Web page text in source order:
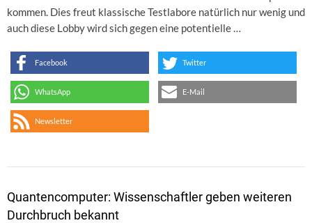
kommen. Dies freut klassische Testlabore natürlich nur wenig und
auch diese Lobby wird sich gegen eine potentielle …
Facebook Twitter
WhatsApp E-Mail
Newsletter
Quantencomputer: Wissenschaftler geben weiteren
Durchbruch bekannt